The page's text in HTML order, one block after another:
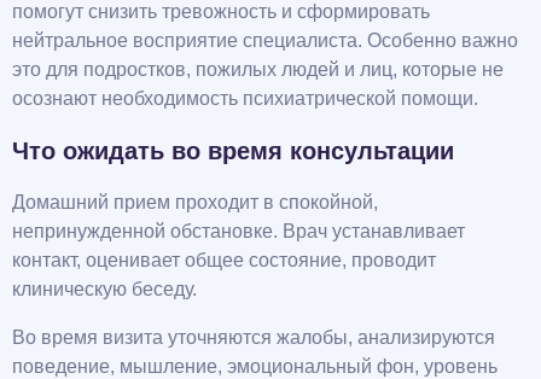
помогут снизить тревожность и сформировать
нейтральное восприятие специалиста. Особенно важно
это для подростков, пожилых людей и лиц, которые не
осознают необходимость психиатрической помощи.
Что ожидать во время консультации
Домашний прием проходит в спокойной,
непринужденной обстановке. Врач устанавливает
контакт, оценивает общее состояние, проводит
клиническую беседу.
Во время визита уточняются жалобы, анализируются
поведение, мышление, эмоциональный фон, уровень